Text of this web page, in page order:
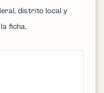
distrito local y
ficha.